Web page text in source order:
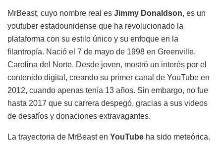
MrBeast, cuyo nombre real es Jimmy Donaldson, es un
youtuber estadounidense que ha revolucionado la
plataforma con su estilo único y su enfoque en la
filantropía. Nació el 7 de mayo de 1998 en Greenville,
Carolina del Norte. Desde joven, mostró un interés por el
contenido digital, creando su primer canal de YouTube en
2012, cuando apenas tenía 13 años. Sin embargo, no fue
hasta 2017 que su carrera despegó, gracias a sus videos
de desafíos y donaciones extravagantes.
La trayectoria de MrBeast en YouTube ha sido meteórica.